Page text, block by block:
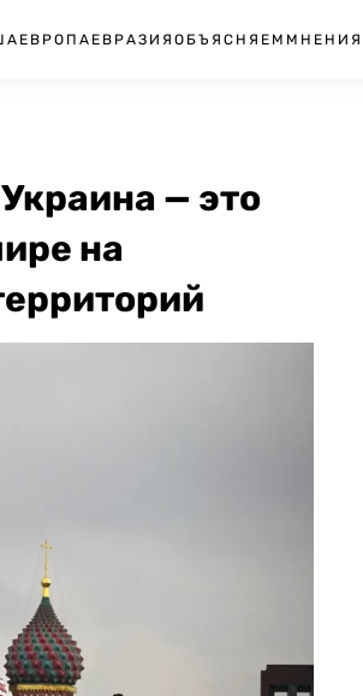
ЕВРОПА ЕВРАЗИЯ ОБЪЯСНЯЕМ МНЕНИЯ
— это
на